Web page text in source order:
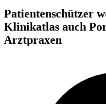
Patientenschützer
Klinikatlas auch
Arztpraxen